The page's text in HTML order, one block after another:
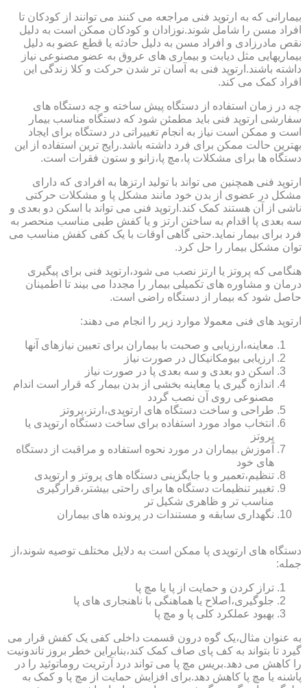
بیمارانی که به ارتوپد فنی مراجعه می کنند می توانند از کودکان تا
افراد مسن را شامل شوند.نوزادان و کودکان ممکن است به دلیل
نقص مادرزادی و افراد مسن به دلیل حادثه یا قطع عضو به دلیل
بیماریهایی مثل دیابت و بیماری های عروق به عضو مصنوعی نیاز
داشته باشند.ارتوپد فنی به آسان تر شدن حرکت و کلا زندگی این
افراد کمک می کند.
چه در زمان استفاده از دستگاه پیش ساخته و چه دستگاه های
سفارشی ارتوپد فنی باید مطمئن شود که دستگاه مناسب بیمار
است و ممکن است نیاز به انجام تغییراتی در دستگاه برای ایجاد
بهترین حالت ممکن برای فرد داشته باشد.رایج ترین استفاده از این
دستگاه ها برای مشکلات پا،مچ پا،زانو و ستون فقرات است.
ارتوپد فنی همچنین می تواند با تولید ارتزها به افرادی که دارای
مشکل در عضوی از بدن خود مانند مشکل پا و مشکلات حرکتی
ناشی از آن هستند کمک کند.ارتوپد فنی می تواند با اسکن دو بعدی و
سه بعدی پا اقدام به ساختن ارتز و یا کفش طبی مناسب منحصر به
فرد برای بیمار نماید.حتی گاهی اوقات با یک کفی کفش مناسب می
توان مشکل بیمار را حل کرد.
هنگامی که پروتز یا ارتز نصب می شود،ارتوپد فنی برای پیگیری
درمان و مشاوره های تکمیلی بیمار را مجددا می بیند تا اطمینان
حاصل شود که بیمار از دستگاه راضی است.
ارتوپد های فنی معمولا موارد زیر را انجام می دهند:
معاینه،ارزیابی و صحبت با بیماران برای تعیین نیازهای آنها
ارزیابی بیومکانیکال در صورت نیاز
اسکن دو بعدی و سه بعدی پا در صورت نیاز
اندازه گیری یا معاینه بخشی از بدن بیمار که قرار است اندام
مصنوعی روی آن نصب گردد
طراحی و ساخت دستگاه های ارتوپدی،ارتز،پروتز
انتخاب مواد مورد استفاده برای ساخت دستگاه ارتوپدی یا
پروتز
آموزش بیماران در مورد نحوه استفاده و مراقبت از دستگاه
های خود
تنظیم،تعمیر و یا جایگزینی دستگاه های پروتز و ارتوپدی
تغییر تنظیمات دستگاه ها برای راحتی بیشتر،قرارگیری
مناسب تر و ظاهری شکیل تر
نگهداری سابقه و مستندات در پرونده های بیماران
دستگاه های ارتوپدی پا ممکن است به دلایل مختلف توصیه شوند،از
جمله:
تراز کردن و حمایت از پا یا مچ پا
جلوگیری،اصلاح یا هماهنگی با ناهنجاری های پا
بهبود عملکرد کلی پا و مچ پا
به عنوان مثال،یک گوه درون قسمت داخلی کفی یک کفش قرار می
گیرد تا بتواند به کف پای صاف کمک کند،بنابراین خطر بروز تاندونیت
را کاهش می دهد.بریس مچ پا می تواند درد آرتریت روماتوئید را در
پاشنه یا مچ پا کاهش دهد.برای افزایش حمایت از مچ پا و کمک به